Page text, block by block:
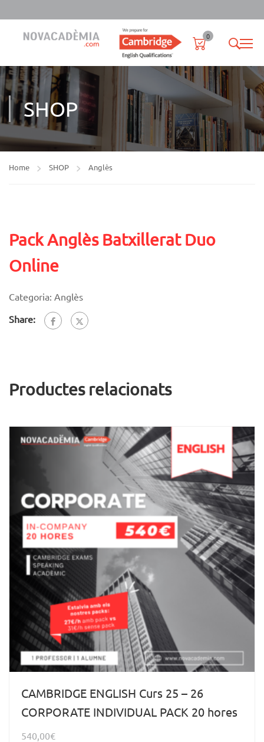
0
SHOP
Home SHOP Anglès
Pack Anglès Batxillerat Duo
Online
Categoria: Anglès
Share:
Productes relacionats
CAMBRIDGE ENGLISH Curs 25 – 26
CORPORATE INDIVIDUAL PACK 20 hores
540,00€